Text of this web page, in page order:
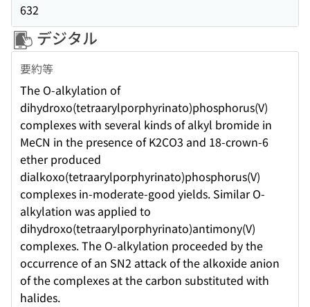
632
デジタル
要約等
The O-alkylation of
dihydroxo(tetraarylporphyrinato)phosphorus(V)
complexes with several kinds of alkyl bromide in
MeCN in the presence of K2CO3 and 18-crown-6
ether produced
dialkoxo(tetraarylporphyrinato)phosphorus(V)
complexes in-moderate-good yields. Similar O-
alkylation was applied to
dihydroxo(tetraarylporphyrinato)antimony(V)
complexes. The O-alkylation proceeded by the
occurrence of an SN2 attack of the alkoxide anion
of the complexes at the carbon substituted with
halides.